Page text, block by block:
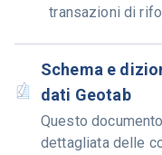
transazioni di
Schema e
dati Geotab
Questo
dettagliata delle